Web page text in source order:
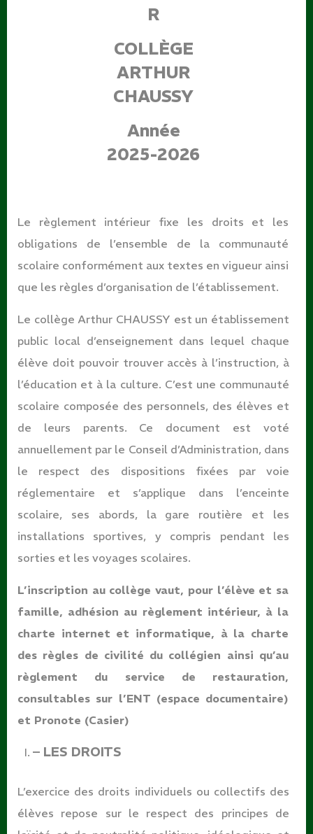
R
COLLÈGE
ARTHUR
CHAUSSY
Année
2025-2026
Le règlement intérieur fixe les droits et les
obligations de l’ensemble de la communauté
scolaire conformément aux textes en vigueur ainsi
que les règles d’organisation de l’établissement.
Le collège Arthur CHAUSSY est un établissement
public local d’enseignement dans lequel chaque
élève doit pouvoir trouver accès à l’instruction, à
l’éducation et à la culture. C’est une communauté
scolaire composée des personnels, des élèves et
de leurs parents. Ce document est voté
annuellement par le Conseil d’Administration, dans
le respect des dispositions fixées par voie
réglementaire et s’applique dans l’enceinte
scolaire, ses abords, la gare routière et les
installations sportives, y compris pendant les
sorties et les voyages scolaires.
L’inscription au collège vaut, pour l’élève et sa
famille, adhésion au règlement intérieur, à la
charte internet et informatique, à la charte
des règles de civilité du collégien ainsi qu’au
règlement du service de restauration,
consultables sur l’ENT (espace documentaire)
et Pronote (Casier)
– LES DROITS
L’exercice des droits individuels ou collectifs des
élèves repose sur le respect des principes de